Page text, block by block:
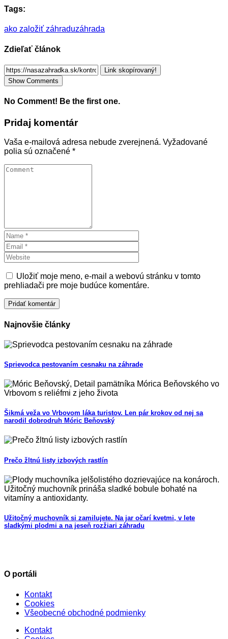
Tags:
ako založiť záhraduzáhrada
Zdieľať článok
Link skopírovaný!
Show Comments
No Comment! Be the first one.
Pridaj komentár
Vaša e-mailová adresa nebude zverejnená. Vyžadované
polia sú označené *
Uložiť moje meno, e-mail a webovú stránku v tomto
prehliadači pre moje budúce komentáre.
Najnovšie články
Sprievodca pestovaním cesnaku na záhrade
Šikmá veža vo Vrbovom láka turistov. Len pár krokov od nej sa
narodil dobrodruh Móric Beňovský
Prečo žltnú listy izbových rastlín
Užitočný muchovník si zamilujete. Na jar očarí kvetmi, v lete
sladkými plodmi a na jeseň rozžiari záhradu
O portáli
Kontakt
Cookies
Všeobecné obchodné podmienky
Kontakt